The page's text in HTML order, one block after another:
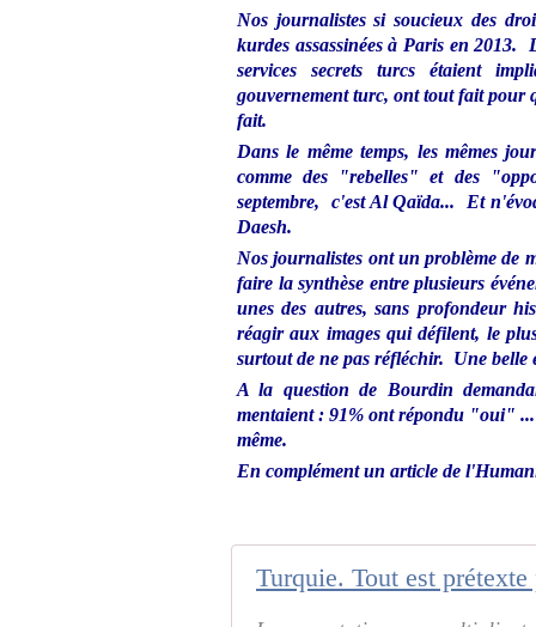
Nos journalistes si soucieux des
kurdes assassinées à Paris en 2013.
services secrets turcs étaient
gouvernement turc, ont tout fait pour
fait.
Dans le même temps, les mêmes
comme des "rebelles" et des
septembre, c'est Al Qaïda... Et
Daesh.
Nos journalistes ont un problème de
faire la synthèse entre plusieurs
unes des autres, sans profondeur
réagir aux images qui défilent, le
surtout de ne pas réfléchir. Une belle
A la question de Bourdin
mentaient : 91% ont répondu "oui" ...
même.
En complément un article de
Turquie. Tout est